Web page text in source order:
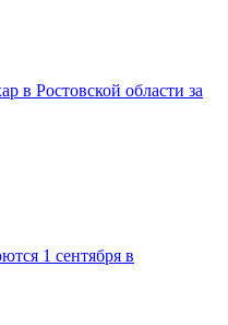
в Ростовской области за
1 сентября в